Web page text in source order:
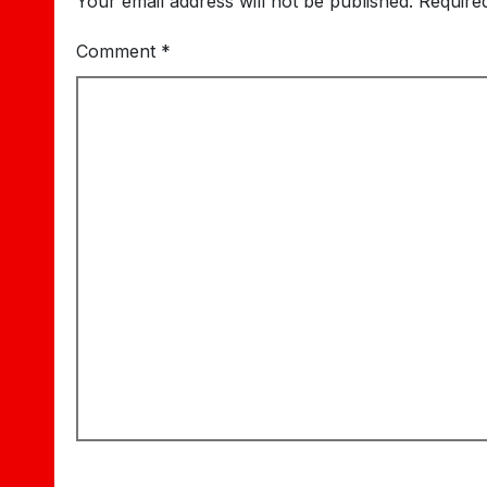
Comment *